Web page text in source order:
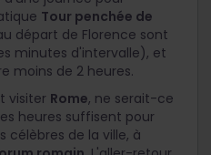
Tour penchée de
départ de Florence sont
minutes d'intervalle), et
moins de 2 heures.
visiter Rome, ne serait-ce
heures suffisent pour
célèbres de la ville, à